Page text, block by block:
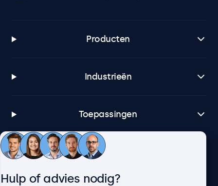
Producten
Industrieën
Toepassingen
Klantenservice
Hulp of advies nodig?